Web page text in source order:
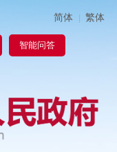
简体 | 繁体
智能问答